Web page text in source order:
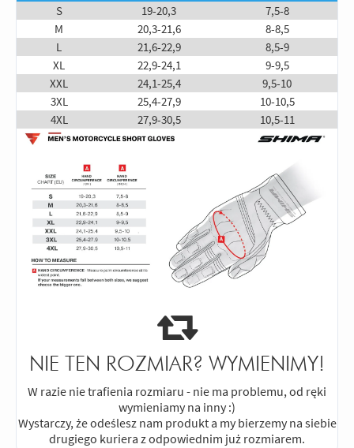
S
19-20,3
7,5-8
M
20,3-21,6
8-8,5
L
21,6-22,9
8,5-9
XL
22,9-24,1
9-9,5
XXL
24,1-25,4
9,5-10
3XL
25,4-27,9
10-10,5
4XL
27,9-30,5 10,5-11
NIE TEN ROZMIAR? WYMIENIMY!
W razie nie trafienia rozmiaru - nie ma problemu, od ręki
wymieniamy na inny :)
Wystarczy, że odeślesz nam produkt a my bierzemy na siebie
drugiego kuriera z odpowiednim już rozmiarem.